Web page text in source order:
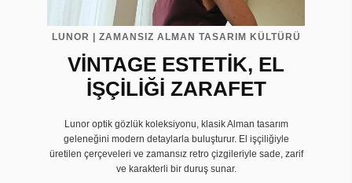
LUNOR | ZAMANSIZ ALMAN TASARIM KÜLTÜRÜ
VİNTAGE ESTETİK, EL
İŞÇİLİĞİ ZARAFET
Lunor optik gözlük koleksiyonu, klasik Alman tasarım
geleneğini modern detaylarla buluşturur. El işçiliğiyle
üretilen çerçeveleri ve zamansız retro çizgileriyle sade, zarif
ve karakterli bir duruş sunar.